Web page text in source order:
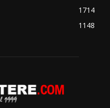
1714
1148